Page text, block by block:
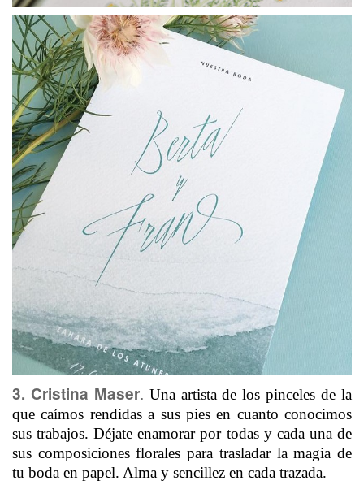
3. Cristina Maser. Una artista de los pinceles de la
que caímos rendidas a sus pies en cuanto conocimos
sus trabajos. Déjate enamorar por todas y cada una de
sus composiciones florales para trasladar la magia de
tu boda en papel. Alma y sencillez en cada trazada.